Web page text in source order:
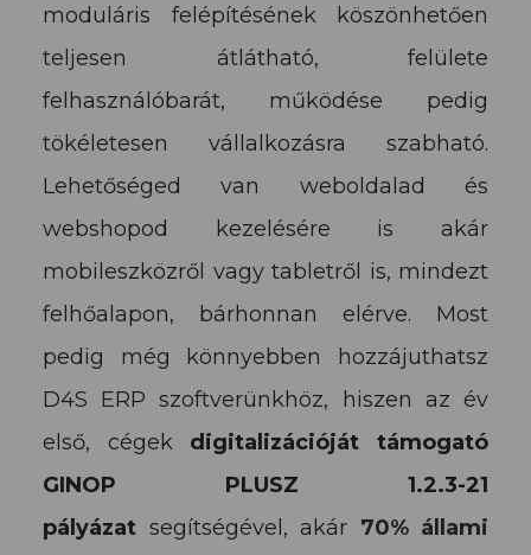
moduláris felépítésének köszönhetően
teljesen átlátható, felülete
felhasználóbarát, működése pedig
tökéletesen vállalkozásra szabható.
Lehetőséged van weboldalad és
webshopod kezelésére is akár
mobileszközről vagy tabletről is, mindezt
felhőalapon, bárhonnan elérve. Most
pedig még könnyebben hozzájuthatsz
D4S ERP szoftverünkhöz, hiszen az év
első, cégek digitalizációját támogató
GINOP PLUSZ 1.2.3-21
pályázat segítségével, akár 70% állami